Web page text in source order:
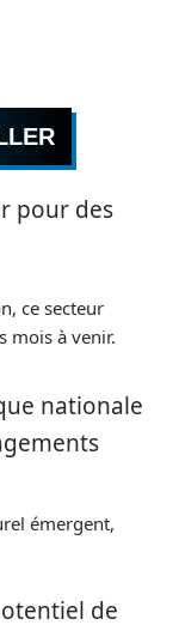
pour des
ce secteur
mois à venir.
nationale
émergent,
de